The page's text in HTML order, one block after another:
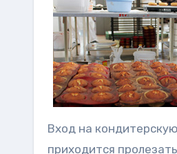
Вход на
приходится